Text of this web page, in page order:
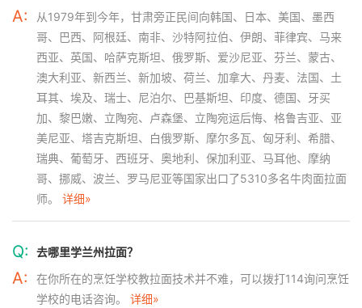
A:
从1979年到今年，甘肃旁正民间向韩国、日本、美国、墨西
哥、巴西、阿根廷、南非、沙特阿拉伯、伊朗、菲律宾、马来
西亚、英国、哈萨克斯坦、俄罗斯、爱沙尼亚、芬兰、蒙古、
澳大利亚、新西兰、新加坡、荷兰、加拿大、丹麦、法国、土
耳其、埃及、瑞士、尼泊尔、巴基斯坦、印度、德国、牙买
加、黎巴嫩、立陶宛、卢森堡、立陶宛运后悔、格鲁吉亚、亚
美尼亚、塔吉克斯坦、白俄罗斯、摩尔多瓦、匈牙利、希腊、
瑞典、葡萄牙、西班牙、奥地利、保加利亚、马耳他、摩纳
哥、挪威、波兰、罗马尼亚等国家出口了5310多名牛肉面拉面
师。 详细»
Q: 去哪里学兰州拉面？
A:
在你所在的烹饪学校教拉面技术并不难，可以拨打114询问烹饪
学校的电话咨询。 详细»